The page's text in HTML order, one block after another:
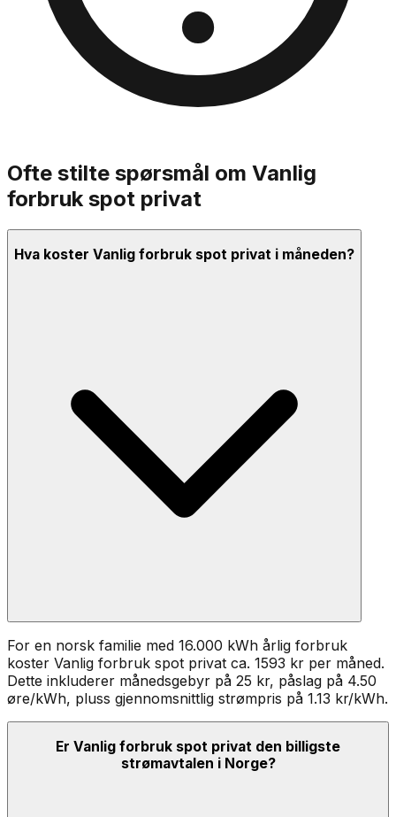
Ofte stilte spørsmål om Vanlig
forbruk spot privat
Hva koster Vanlig forbruk spot privat i måneden?
For en norsk familie med 16.000 kWh årlig forbruk
koster Vanlig forbruk spot privat ca. 1593 kr per måned.
Dette inkluderer månedsgebyr på 25 kr, påslag på 4.50
øre/kWh, pluss gjennomsnittlig strømpris på 1.13 kr/kWh.
Er Vanlig forbruk spot privat den billigste
strømavtalen i Norge?